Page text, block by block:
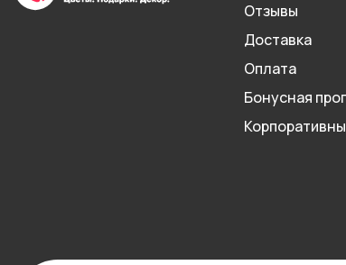
Отзывы
Доставка
Оплата
Бонусная